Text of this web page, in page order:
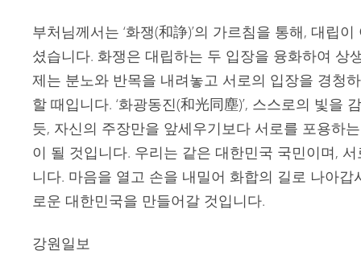
부처님께서는 ‘화쟁(和諍)’의 가르침을 통해, 대립
셨습니다. 화쟁은 대립하는 두 입장을 융화하여 상
제는 분노와 반목을 내려놓고 서로의 입장을 경청
할 때입니다. ‘화광동진(和光同塵)’, 스스로의 빛을
듯, 자신의 주장만을 앞세우기보다 서로를 포용하
이 될 것입니다. 우리는 같은 대한민국 국민이며,
니다. 마음을 열고 손을 내밀어 화합의 길로 나아
로운 대한민국을 만들어갈 것입니다.
강원일보